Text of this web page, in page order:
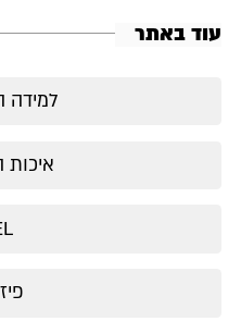
עוד באתר
למידה
איכות